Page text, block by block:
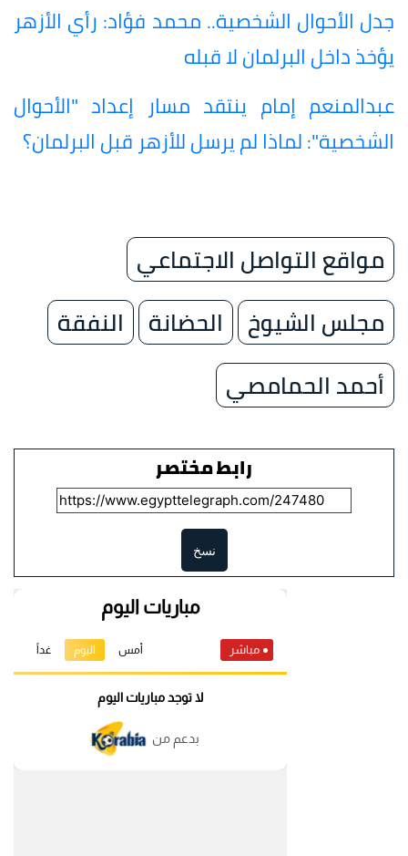
جدل الأحوال الشخصية.. محمد فؤاد: رأي الأزهر
يؤخذ داخل البرلمان لا قبله
عبدالمنعم إمام ينتقد مسار إعداد "الأحوال
الشخصية": لماذا لم يرسل للأزهر قبل البرلمان؟
مواقع التواصل الاجتماعي
مجلس الشيوخ
الحضانة
النفقة
أحمد الحمامصي
رابط مختصر
نسخ